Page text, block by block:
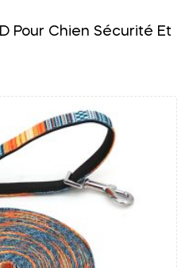
Pour Chien Sécurité Et